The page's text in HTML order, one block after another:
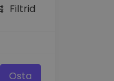
Filtrid
Osta